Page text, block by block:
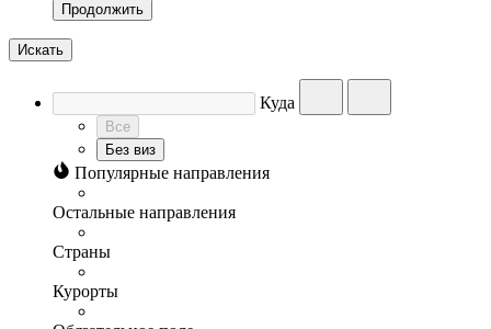
Продолжить
Искать
Куда
Все
Без виз
Популярные направления
Остальные направления
Страны
Курорты